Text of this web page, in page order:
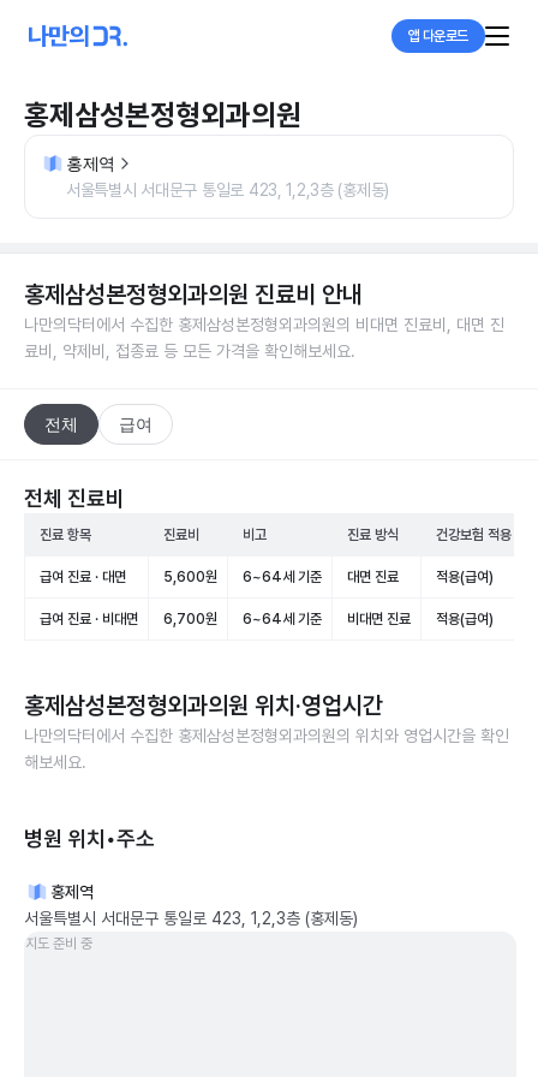
앱 다운로드
홍제삼성본정형외과의원
홍제역
서울특별시 서대문구 통일로 423, 1,2,3층 (홍제동)
홍제삼성본정형외과의원 진료비 안내
나만의닥터에서 수집한 홍제삼성본정형외과의원의 비대면 진료비, 대면 진
료비, 약제비, 접종료 등 모든 가격을 확인해보세요.
전체 급여
전체 진료비
진료 항목 진료비 비고 진료 방식 건강보험 적용
급여 진료 · 대면 5,600원 6~64세 기준 대면 진료 적용(급여)
급여 진료 · 비대면 6,700원 6~64세 기준 비대면 진료 적용(급여)
홍제삼성본정형외과의원 위치·영업시간
나만의닥터에서 수집한 홍제삼성본정형외과의원의 위치와 영업시간을 확인
해보세요.
병원 위치•주소
홍제역
서울특별시 서대문구 통일로 423, 1,2,3층 (홍제동)
지도 준비 중